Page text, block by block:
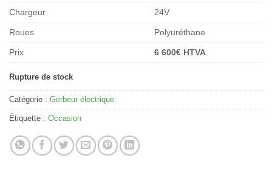
Chargeur 24V
Roues Polyuréthane
Prix 6 600€ HTVA
Rupture de stock
Catégorie : Gerbeur électrique
Étiquette : Occasion